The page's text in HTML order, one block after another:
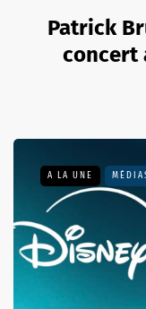
Patrick
concert
A LA UNE